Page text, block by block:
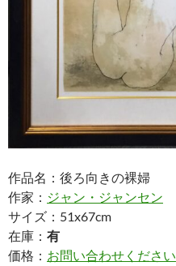
作品名：後ろ向きの裸婦
作家： ジャン・ジャンセン
サイズ：51x67cm
在庫： 有
価格： お問い合わせください